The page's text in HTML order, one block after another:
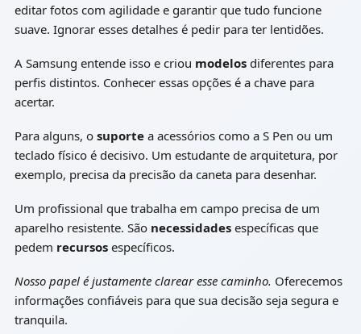
editar fotos com agilidade e garantir que tudo funcione
suave. Ignorar esses detalhes é pedir para ter lentidões.
A Samsung entende isso e criou modelosdiferentes para
perfis distintos. Conhecer essas opções é a chave para
acertar.
Para alguns, o suportea acessórios como a S Pen ou um
teclado físico é decisivo. Um estudante de arquitetura, por
exemplo, precisa da precisão da caneta para desenhar.
Um profissional que trabalha em campo precisa de um
aparelho resistente. São necessidadesespecíficas que
pedem recursosespecíficos.
Nosso papel é justamente clarear esse caminho. Oferecemos
informações confiáveis para que sua decisão seja segura e
tranquila.